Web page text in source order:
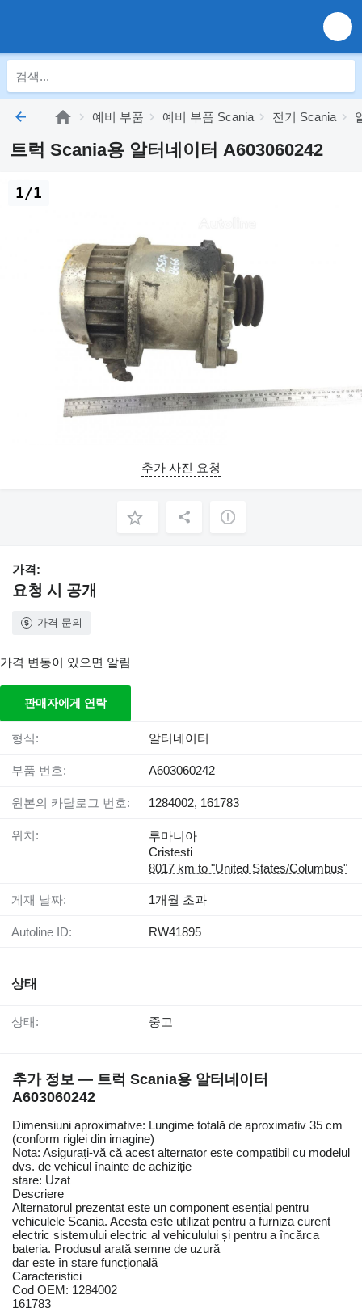
예비 부품 예비 부품 Scania 전기 Scania
트럭 Scania용 알터네이터 A603060242
1/1
추가 사진 요청
가격:
요청 시 공개
가격 문의
가격 변동이 있으면 알림
판매자에게 연락
형식: 알터네이터
부품 번호: A603060242
원본의 카탈로그 번호: 1284002, 161783
위치:
루마니아
Cristesti
8017 km to "United States/Columbus"
게재 날짜: 1개월 초과
Autoline ID: RW41895
상태
상태: 중고
추가 정보 — 트럭 Scania용 알터네이터
A603060242
Dimensiuni aproximative: Lungime totală de aproximativ 35 cm
(conform riglei din imagine)
Nota: Asigurați-vă că acest alternator este compatibil cu modelul
dvs. de vehicul înainte de achiziție
stare: Uzat
Descriere
Alternatorul prezentat este un component esențial pentru
vehiculele Scania. Acesta este utilizat pentru a furniza curent
electric sistemului electric al vehiculului și pentru a încărca
bateria. Produsul arată semne de uzură
dar este în stare funcțională
Caracteristici
Cod OEM: 1284002
161783